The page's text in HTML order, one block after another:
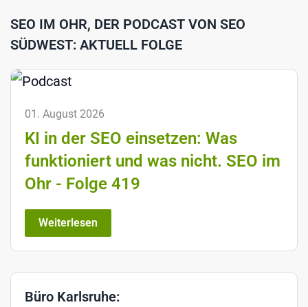
SEO IM OHR, DER PODCAST VON SEO
SÜDWEST: AKTUELL FOLGE
01. August 2026
KI in der SEO einsetzen: Was
funktioniert und was nicht. SEO im
Ohr - Folge 419
Weiterlesen
Büro Karlsruhe: